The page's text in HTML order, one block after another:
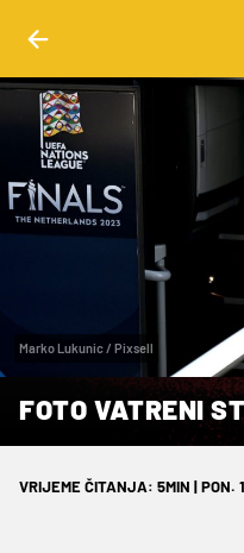
Marko Lukunic / Pixsell
FOTO VATRENI
VRIJEME ČITANJA: 5MIN | PON.